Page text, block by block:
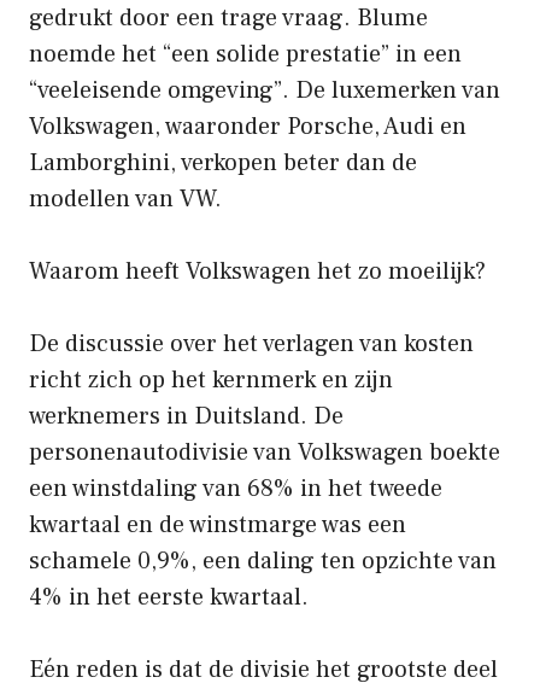
gedrukt door een trage vraag. Blume
noemde het “een solide prestatie” in een
“veeleisende omgeving”. De luxemerken van
Volkswagen, waaronder Porsche, Audi en
Lamborghini, verkopen beter dan de
modellen van VW.
Waarom heeft Volkswagen het zo moeilijk?
De discussie over het verlagen van kosten
richt zich op het kernmerk en zijn
werknemers in Duitsland. De
personenautodivisie van Volkswagen boekte
een winstdaling van 68% in het tweede
kwartaal en de winstmarge was een
schamele 0,9%, een daling ten opzichte van
4% in het eerste kwartaal.
Eén reden is dat de divisie het grootste deel